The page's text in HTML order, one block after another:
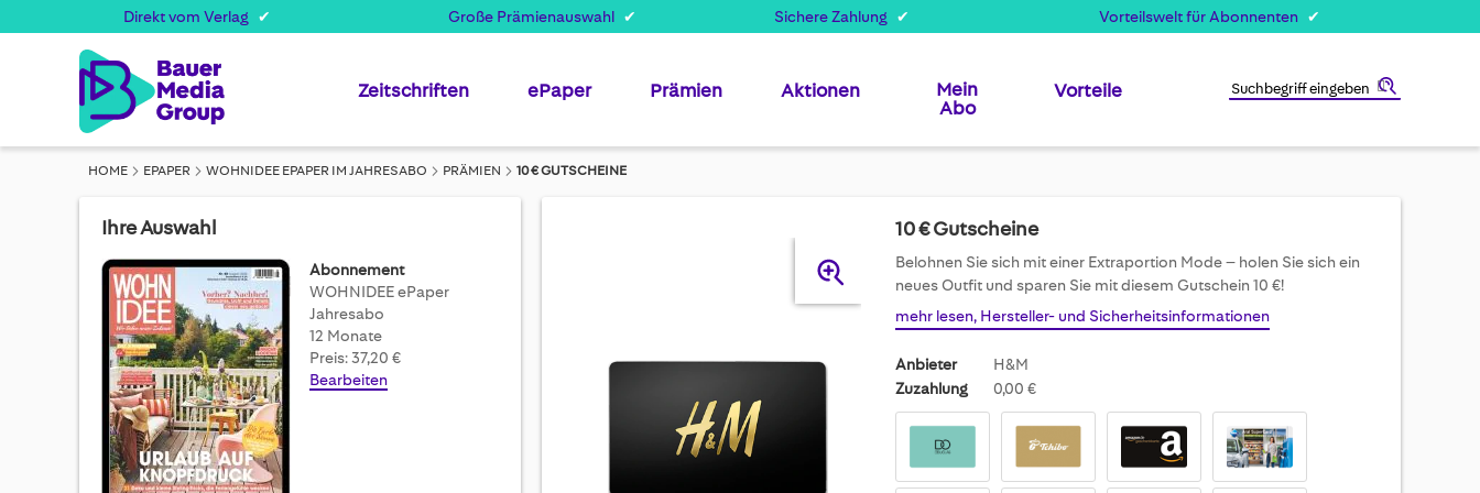
Direkt vom Verlag Große Prämienauswahl Sichere Zahlung Vorteilswelt für Abonnenten
Zeitschriften ePaper Prämien Aktionen
Mein
Abo
Vorteile
HOME EPAPER WOHNIDEE EPAPER IM JAHRESABO PRÄMIEN 10 € GUTSCHEINE
Ihre Auswahl
Abonnement
WOHNIDEE ePaper
Jahresabo
12 Monate
Preis: 37,20 €
Bearbeiten
10 € Gutscheine
Belohnen Sie sich mit einer Extraportion Mode – holen Sie sich ein
neues Outfit und sparen Sie mit diesem Gutschein 10 €!
mehr lesen, Hersteller- und Sicherheitsinformationen
Anbieter
H&M
Zuzahlung
0,00 €